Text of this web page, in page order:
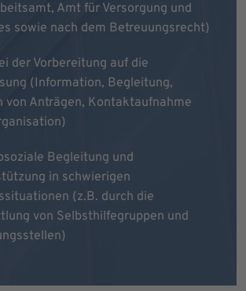
Amt für Versorgung und
sowie nach dem Betreuungsrecht)
der Vorbereitung auf die
(Information, Begleitung,
von Anträgen, Kontaktaufnahme
Begleitung und
in schwierigen
(z.B. durch die
von Selbsthilfegruppen und